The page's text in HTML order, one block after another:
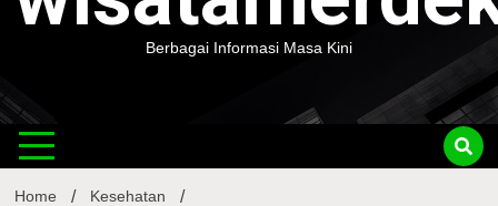
Berbagai Informasi Masa Kini
Home
Kesehatan